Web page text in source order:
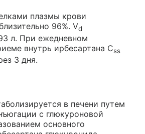
плазмы крови
96%. Vd
л. При ежедневном
внутрь ирбесартана Css
3 дня.
в печени путем
с глюкуроновой
основного